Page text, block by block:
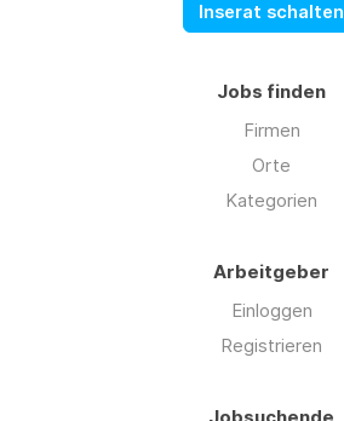
Inserat schalten
Jobs finden
Firmen
Orte
Kategorien
Arbeitgeber
Einloggen
Registrieren